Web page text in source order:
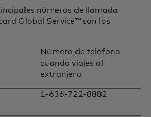
números de llamada
Global Service™ son los
Número de teléfono
cuando viajes al
extranjero
1-636-722-8882